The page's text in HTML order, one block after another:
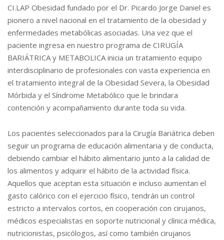
CI.LAP Obesidad fundado por el Dr. Picardo Jorge Daniel es
pionero a nivel nacional en el tratamiento de la obesidad y
enfermedades metabólicas asociadas. Una vez que el
paciente ingresa en nuestro programa de CIRUGÍA
BARIÁTRICA y METABOLICA inicia un tratamiento equipo
interdisciplinario de profesionales con vasta experiencia en
el tratamiento integral de la Obesidad Severa, la Obesidad
Mórbida y el Síndrome Metabólico que le brindara
contención y acompañamiento durante toda su vida.
Los pacientes seleccionados para la Cirugía Bariátrica deben
seguir un programa de educación alimentaria y de conducta,
debiendo cambiar el hábito alimentario junto a la calidad de
los alimentos y adquirir el hábito de la actividad física.
Aquellos que aceptan esta situación e incluso aumentan el
gasto calórico con el ejercicio físico, tendrán un control
estricto a intervalos cortos, en cooperación con cirujanos,
médicos especialistas en soporte nutricional y clínica médica,
nutricionistas, psicólogos, así como también cirujanos